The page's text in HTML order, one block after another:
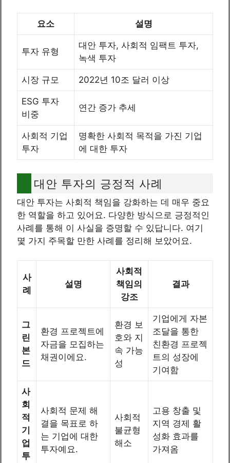
요소 설명
투자 유형
대안 투자, 사회적 임팩트 투자,
녹색 투자
시장 규모 2022년 10조 달러 이상
ESG 투자
비중
연간 증가 추세
사회적 기업
투자
명확한 사회적 목적을 가진 기업
에 대한 투자
대안 투자의 긍정적 사례
대안 투자는 사회적 책임을 강화하는 데 매우 중요
한 역할을 하고 있어요. 다양한 방식으로 긍정적인
사례를 통해 이 사실을 증명할 수 있답니다. 여기
몇 가지 주목할 만한 사례를 정리해 보았어요.
사
례
설명
사회적
책임의
강조
결과
그
린
본
드
환경 프로젝트에
자금을 모집하는
채권이에요.
환경 보
호와 지
속 가능
성
기업에게 자본
조달을 통한
친환경 프로젝
트의 성장에
기여함
사
회
적
기
업
투
사회적 문제 해
결을 목표로 하
는 기업에 대한
투자예요.
사회적
불균형
해소
고용 창출 및
지역 경제 활
성화 효과를
가져옴